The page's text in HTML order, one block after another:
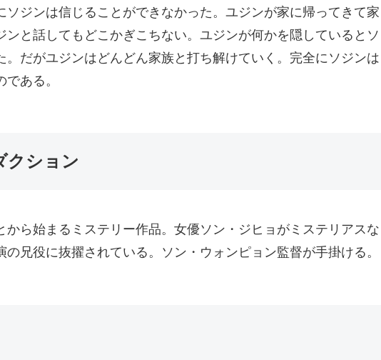
ソジンは信じることができなかった。ユジンが家に帰ってきて家
と話してもどこかぎこちない。ユジンが何かを隠しているとソ
。だがユジンはどんどん家族と打ち解けていく。完全にソジンは
ある。
クション
から始まるミステリー作品。女優ソン・ジヒョがミステリアスな
兄役に抜擢されている。ソン・ウォンピョン監督が手掛ける。